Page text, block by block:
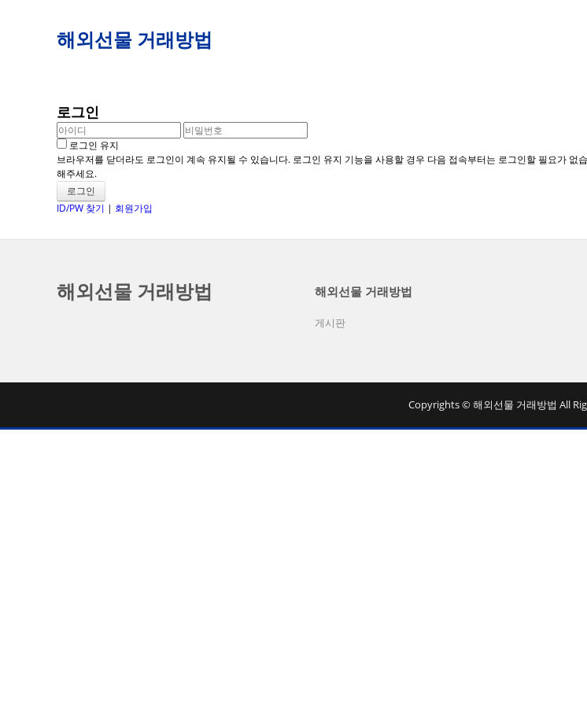
해외선물 거래방법
로그인
로그인 유지
브라우저를 닫더라도 로그인이 계속 유지될 수 있습니다. 로그인 유지 기능을 사용할 경우 다음 접속부터는 로그인할 필요가
해주세요.
ID/PW 찾기 | 회원가입
해외선물 거래방법 해외선물 거래방법
게시판
Copyrights © 해외선물 거래방법 All